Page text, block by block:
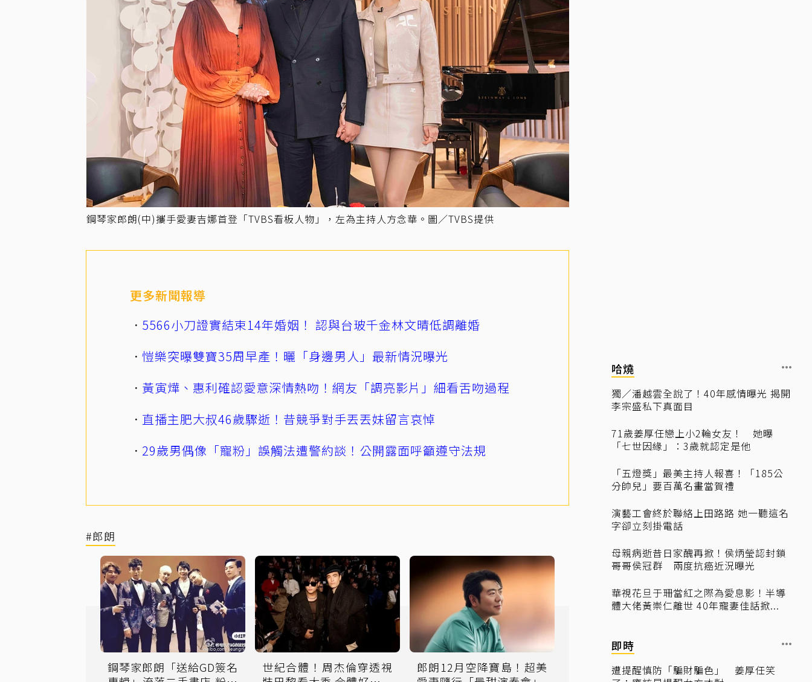
鋼琴家郎朗(中)攜手愛妻吉娜首登「TVBS看板人物」，左為主持人方念華。圖／TVBS提供
更多新聞報導
5566小刀證實結束14年婚姻！ 認與台玻千金林文晴低調離婚
愷樂突曝雙寶35周早產！曬「身邊男人」最新情況曝光
黃寅燁、惠利確認愛意深情熱吻！網友「調亮影片」細看舌吻過程
直播主肥大叔46歲驟逝！昔競爭對手丟丟妹留言哀悼
29歲男偶像「寵粉」誤觸法遭警約談！公開露面呼籲遵守法規
#郎朗
鋼琴家郎朗「送給GD簽名
世紀合體！周杰倫穿透視
郎朗12月空降寶島！超美
哈燒
獨／潘越雲全說了！40年感情曝光 揭開
李宗盛私下真面目
71歲姜厚任戀上小2輪女友！ 她曝
「七世因緣」：3歲就認定是他
「五燈獎」最美主持人報喜！「185公
分帥兒」要百萬名畫當賀禮
演藝工會終於聯絡上田路路 她一聽這名
字卻立刻掛電話
母親病逝昔日家醜再掀！侯炳瑩認封鎖
哥哥侯冠群 兩度抗癌近況曝光
華視花旦于珊當紅之際為愛息影！半導
體大佬黃崇仁離世 40年寵妻佳話掀...
即時
遭提醒慎防「騙財騙色」 姜厚任笑